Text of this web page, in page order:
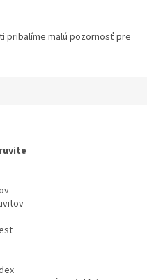
pribalíme malú pozornosť pre